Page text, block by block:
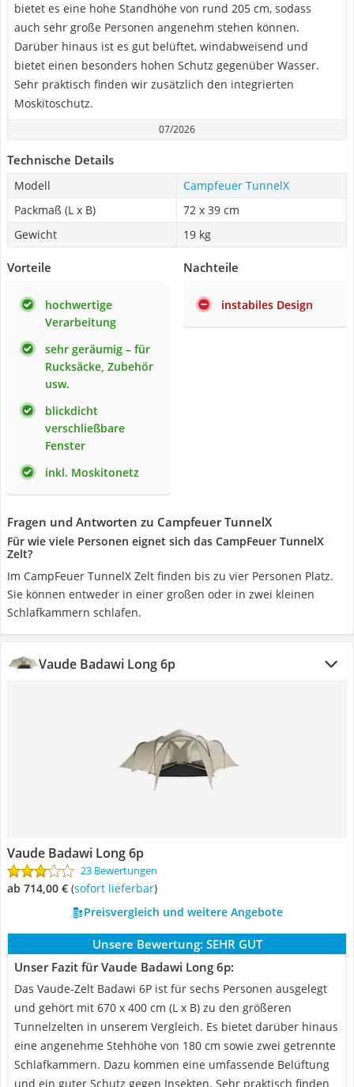
bietet es eine hohe Standhöhe von rund 205 cm, sodass
auch sehr große Personen angenehm stehen können.
Darüber hinaus ist es gut belüftet, windabweisend und
bietet einen besonders hohen Schutz gegenüber Wasser.
Sehr praktisch finden wir zusätzlich den integrierten
Moskitoschutz.
07/2026
Technische Details
Modell
Campfeuer TunnelX
Packmaß (L x B)
72 x 39 cm
Gewicht
19 kg
Vorteile
hochwertige
Verarbeitung
sehr geräumig – für
Rucksäcke, Zubehör
usw.
blickdicht
verschließbare
Fenster
inkl. Moskitonetz
Nachteile
instabiles Design
Fragen und Antworten zu Campfeuer TunnelX
Für wie viele Personen eignet sich das CampFeuer TunnelX
Zelt?
Im CampFeuer TunnelX Zelt finden bis zu vier Personen Platz.
Sie können entweder in einer großen oder in zwei kleinen
Schlafkammern schlafen.
Vaude Badawi Long 6p
Vaude Badawi Long 6p
23 Bewertungen
ab 714,00 € ( Sofort lieferbar)
Preisvergleich und weitere Angebote
Unsere Bewertung: SEHR GUT
Unser Fazit für Vaude Badawi Long 6p:
Das Vaude-Zelt Badawi 6P ist für sechs Personen ausgelegt
und gehört mit 670 x 400 cm (L x B) zu den größeren
Tunnelzelten in unserem Vergleich. Es bietet darüber hinaus
eine angenehme Stehhöhe von 180 cm sowie zwei getrennte
Schlafkammern. Dazu kommen eine umfassende Belüftung
und ein guter Schutz gegen Insekten. Sehr praktisch finden